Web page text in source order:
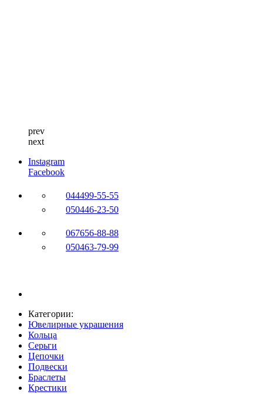
prev
next
Instagram
Facebook
044499-55-55
050446-23-50
067656-88-88
050463-79-99
Категории:
Ювелирные украшения
Кольца
Серьги
Цепочки
Подвески
Браслеты
Крестики